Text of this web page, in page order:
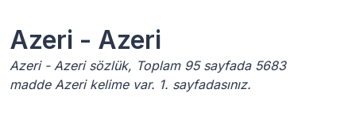
Azeri - Azeri
Azeri - Azeri sözlük, Toplam 95 sayfada 5683
madde Azeri kelime var. 1. sayfadasınız.